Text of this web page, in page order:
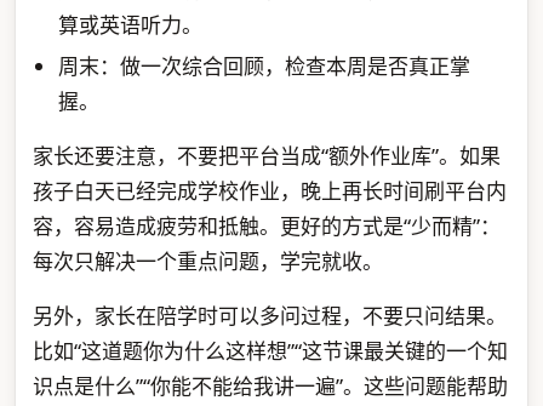
算或英语听力。
周末：做一次综合回顾，检查本周是否真正掌
握。
家长还要注意，不要把平台当成“额外作业库”。如果
孩子白天已经完成学校作业，晚上再长时间刷平台内
容，容易造成疲劳和抵触。更好的方式是“少而精”：
每次只解决一个重点问题，学完就收。
另外，家长在陪学时可以多问过程，不要只问结果。
比如“这道题你为什么这样想”“这节课最关键的一个知
识点是什么”“你能不能给我讲一遍”。这些问题能帮助